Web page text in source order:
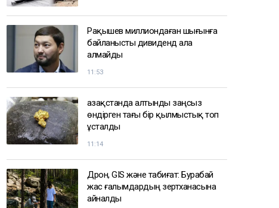
Рақышев миллиондаған шығынға
байланысты дивиденд ала
алмайды
11:53
Қазақстанда алтынды заңсыз
өндірген тағы бір қылмыстық топ
ұсталды
11:14
Дрон, GIS және табиғат: Бурабай
жас ғалымдардың зертханасына
айналды